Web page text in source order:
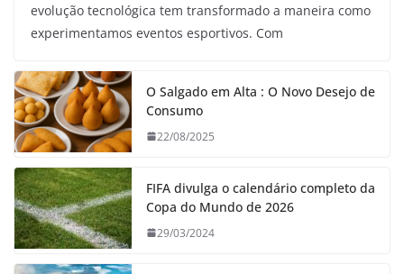
evolução tecnológica tem transformado a maneira como
experimentamos eventos esportivos. Com
O Salgado em Alta : O Novo Desejo de
Consumo
22/08/2025
FIFA divulga o calendário completo da
Copa do Mundo de 2026
29/03/2024